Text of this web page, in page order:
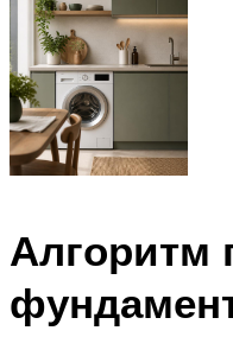
Алгоритм